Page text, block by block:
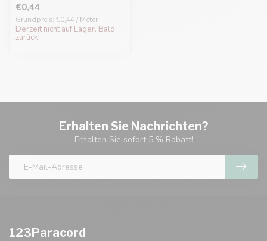
€0,44
Grundpreis: €0,44 / Meter
Derzeit nicht auf Lager. Bald
zurück!
Erhalten Sie Nachrichten?
Erhalten Sie sofort 5 % Rabatt!
123Paracord